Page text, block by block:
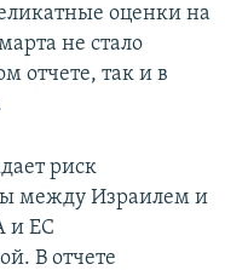
оценки на
не стало
отчете, так и в
риск
между Израилем и
и ЕС
В отчете